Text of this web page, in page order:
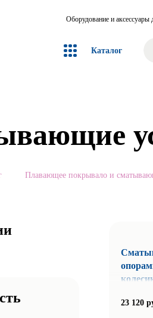
Оборудование и аксессуары
Каталог
Плавающее покрывало и
23 120